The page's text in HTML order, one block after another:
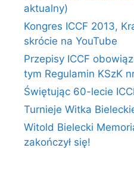
aktualny)
Kongres ICCF 2013,
skrócie na YouTube
Przepisy ICCF
tym Regulamin KSzK
Świętując 60-lecie
Turnieje Witka
Witold Bielecki
zakończył się!